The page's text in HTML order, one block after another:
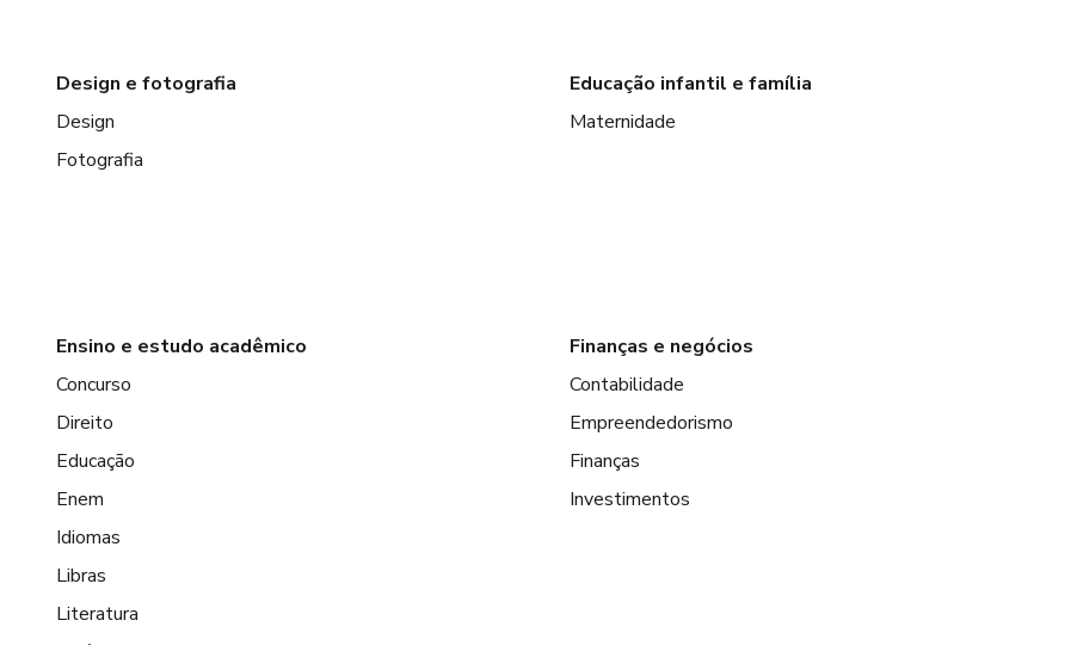
Design e fotografia
Design
Fotografia
Educação infantil e família
Maternidade
Ensino e estudo acadêmico
Concurso
Direito
Educação
Enem
Idiomas
Libras
Literatura
Finanças e negócios
Contabilidade
Empreendedorismo
Finanças
Investimentos